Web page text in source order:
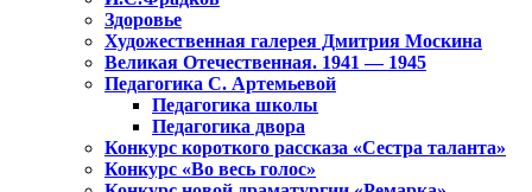
Здоровье
Художественная галерея Дмитрия Москина
Великая Отечественная. 1941 — 1945
Педагогика С. Артемьевой
Педагогика школы
Педагогика двора
Конкурс короткого рассказа «Сестра таланта»
Конкурс «Во весь голос»